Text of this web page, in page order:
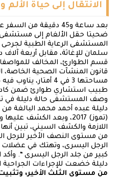
الانتقال إلى حياة الألم
بعد ساعة و45 دقيقة
ضحيتا حقل الألغام إلى مستشفى
المستشفى الرعاية الطبية لجرحى
سلمان للإغاثة، مقابل أربعة
قسم الطوارئ، المخالف
قانون المنشآت الصحية الخاصة،
مساحتها 3 في 4
طبيب استشاري طوارئ ضمن
وصف المستشفى حالة دليلة في
(تموز) 2017، وبعد الكشف
اللازمة والكشف السيني، تبين
من مستوى النصف الأخير
الرجل اليسرى، وتهتك في عضلات
كبير من جلد الرجل اليسرى “.
دليلة خضعت للإجراءات الجراحية
من مستوى الثلث الأخير،